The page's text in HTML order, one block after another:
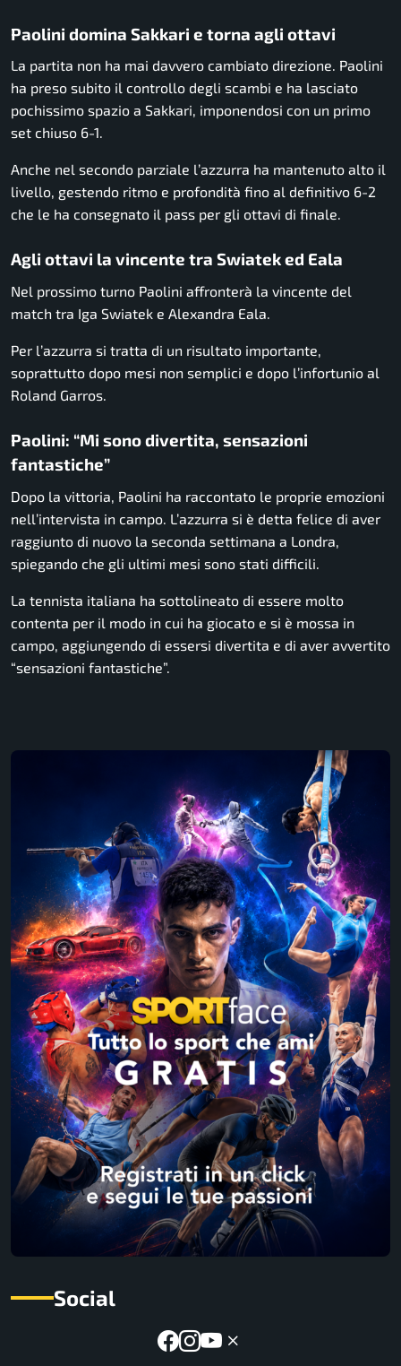
Paolini domina Sakkari e torna agli ottavi
La partita non ha mai davvero cambiato direzione. Paolini
ha preso subito il controllo degli scambi e ha lasciato
pochissimo spazio a Sakkari, imponendosi con un primo
set chiuso 6-1.
Anche nel secondo parziale l’azzurra ha mantenuto alto il
livello, gestendo ritmo e profondità fino al definitivo 6-2
che le ha consegnato il pass per gli ottavi di finale.
Agli ottavi la vincente tra Swiatek ed Eala
Nel prossimo turno Paolini affronterà la vincente del
match tra Iga Swiatek e Alexandra Eala.
Per l’azzurra si tratta di un risultato importante,
soprattutto dopo mesi non semplici e dopo l’infortunio al
Roland Garros.
Paolini: “Mi sono divertita, sensazioni
fantastiche”
Dopo la vittoria, Paolini ha raccontato le proprie emozioni
nell’intervista in campo. L’azzurra si è detta felice di aver
raggiunto di nuovo la seconda settimana a Londra,
spiegando che gli ultimi mesi sono stati difficili.
La tennista italiana ha sottolineato di essere molto
contenta per il modo in cui ha giocato e si è mossa in
campo, aggiungendo di essersi divertita e di aver avvertito
“sensazioni fantastiche”.
Social